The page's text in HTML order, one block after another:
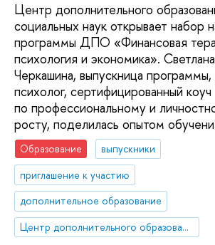
Центр дополнительного
социальных наук открывает набор
программы ДПО «Финансовая
психология и экономика». Светлана
Черкашина, выпускница
психолог, сертифицированный коуч
по профессиональному и
росту, поделилась опытом
Образование
выпускники
приглашение к участию
дополнительное образование
Центр дополнительного образования